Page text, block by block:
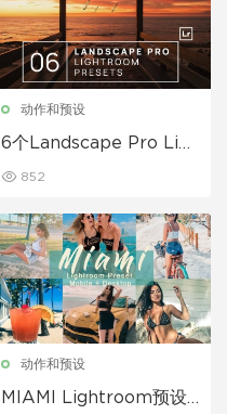
动作和预设
6个Landscape Pro Ligh
852
动作和预设
MIAMI Lightroom预设|